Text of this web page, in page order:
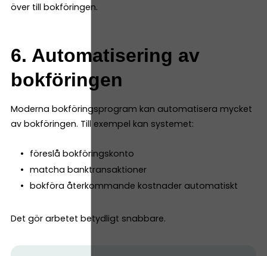
över till bokföringen.
6. Automatisering av
bokföringen
Moderna bokföringsprogram kan automatisera mycket
av bokföringen. Till exempel kan systemet:
föreslå bokföringskonto
matcha banktransaktioner
bokföra återkommande kostnader automatiskt
Det gör arbetet betydligt snabbare.